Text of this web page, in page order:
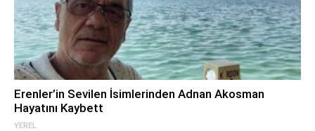
YEREL
Erenler’in Sevilen İsimlerinden Adnan Akosman
Hayatını Kaybett